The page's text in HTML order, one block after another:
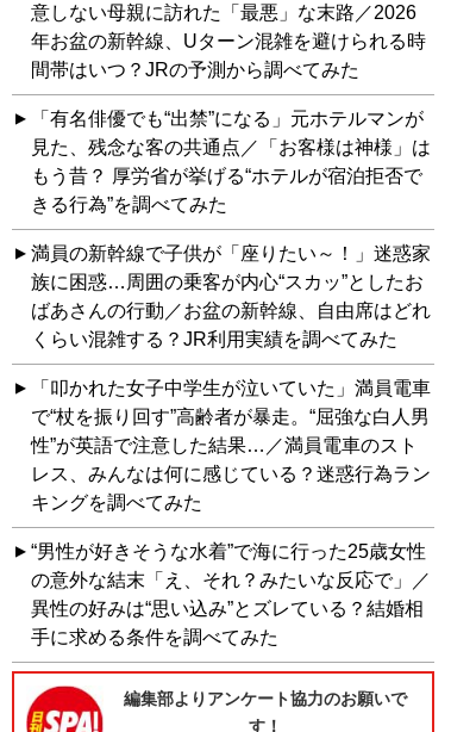
意しない母親に訪れた「最悪」な末路／2026
年お盆の新幹線、Uターン混雑を避けられる時
間帯はいつ？JRの予測から調べてみた
「有名俳優でも“出禁”になる」元ホテルマンが
見た、残念な客の共通点／「お客様は神様」は
もう昔？ 厚労省が挙げる“ホテルが宿泊拒否で
きる行為”を調べてみた
満員の新幹線で子供が「座りたい～！」迷惑家
族に困惑…周囲の乗客が内心“スカッ”としたお
ばあさんの行動／お盆の新幹線、自由席はどれ
くらい混雑する？JR利用実績を調べてみた
「叩かれた女子中学生が泣いていた」満員電車
で“杖を振り回す”高齢者が暴走。“屈強な白人男
性”が英語で注意した結果…／満員電車のスト
レス、みんなは何に感じている？迷惑行為ラン
キングを調べてみた
“男性が好きそうな水着”で海に行った25歳女性
の意外な結末「え、それ？みたいな反応で」／
異性の好みは“思い込み”とズレている？結婚相
手に求める条件を調べてみた